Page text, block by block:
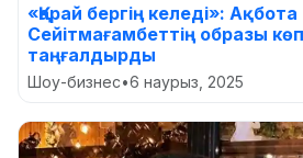
«Қарай бергің келеді»: Ақбота
Сейітмағамбеттің образы
таңғалдырды
Шоу-бизнес•6 наурыз, 2025